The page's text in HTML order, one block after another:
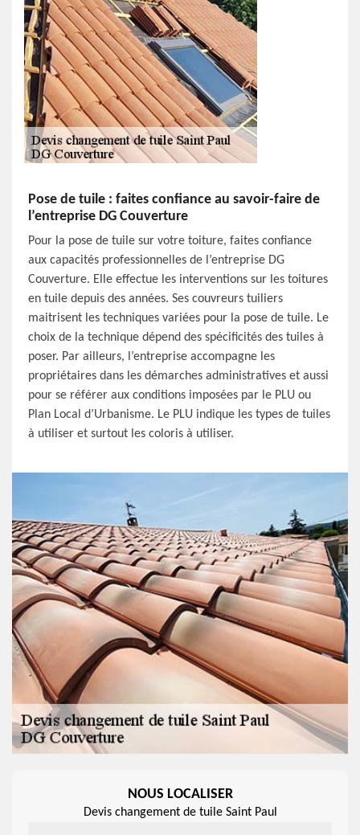
Pose de tuile : faites confiance au savoir-faire de
l’entreprise DG Couverture
Pour la pose de tuile sur votre toiture, faites confiance
aux capacités professionnelles de l’entreprise DG
Couverture. Elle effectue les interventions sur les toitures
en tuile depuis des années. Ses couvreurs tuiliers
maitrisent les techniques variées pour la pose de tuile. Le
choix de la technique dépend des spécificités des tuiles à
poser. Par ailleurs, l’entreprise accompagne les
propriétaires dans les démarches administratives et aussi
pour se référer aux conditions imposées par le PLU ou
Plan Local d’Urbanisme. Le PLU indique les types de tuiles
à utiliser et surtout les coloris à utiliser.
NOUS LOCALISER
Devis changement de tuile Saint Paul